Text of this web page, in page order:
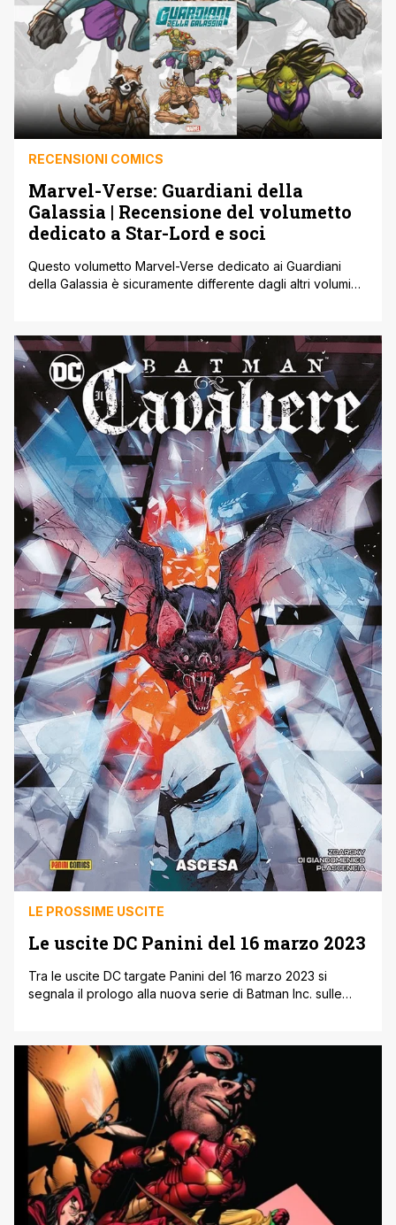
RECENSIONI COMICS
Marvel-Verse: Guardiani della
Galassia | Recensione del volumetto
dedicato a Star-Lord e soci
Questo volumetto Marvel-Verse dedicato ai Guardiani
della Galassia è sicuramente differente dagli altri volumi
dopo i successi ottenuti con personaggi consolidati come
Iron Man e gli Avengers, dedicare un film ad un gruppo di
personaggi di secondo piano, protagonisti [']
LE PROSSIME USCITE
Le uscite DC Panini del 16 marzo 2023
Tra le uscite DC targate Panini del 16 marzo 2023 si
segnala il prologo alla nuova serie di Batman Inc. sulle
dal sito ufficiale della casa editrice, tutte le uscite DC
Panini del 16 marzo 2023. Le uscite DC [']